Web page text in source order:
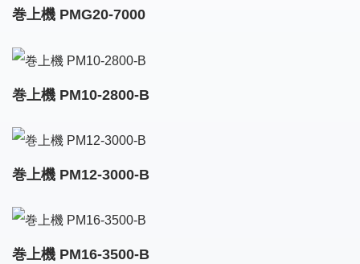
巻上機 PMG20-7000
巻上機 PM10-2800-B
巻上機 PM12-3000-B
巻上機 PM16-3500-B